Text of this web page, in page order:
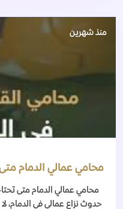
منذ شهرين
محامي عمالي الدمام
حدوث نزاع عمالي في